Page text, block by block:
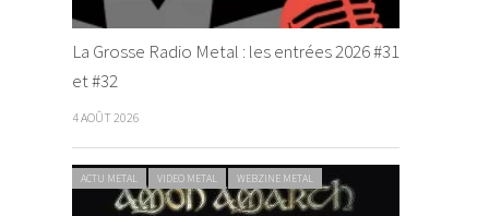
La Grosse Radio Metal : les entrées 2026 #31
et #32
4 AOÛT 2026
ACTU METAL VIDEO METAL WEBZINE METAL